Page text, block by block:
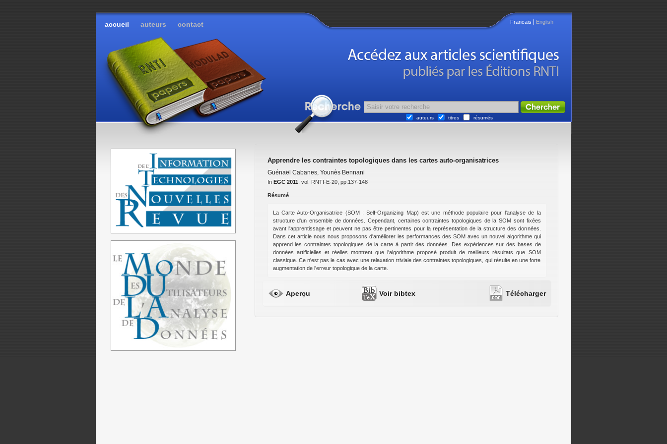
accueil auteurs contact Francais English
auteurs titres résumés
Apprendre les contraintes topologiques dans les cartes auto-organisatrices
Guénaël Cabanes, Younès Bennani
In EGC 2011 , vol. RNTI-E-20, pp.137-148
Résumé
La Carte Auto-Organisatrice (SOM : Self-Organizing Map) est une méthode populaire pour l'analyse de la
structure d'un ensemble de données. Cependant, certaines contraintes topologiques de la SOM sont fixées
avant l'apprentissage et peuvent ne pas être pertinentes pour la représentation de la structure des données.
Dans cet article nous nous proposons d'améliorer les performances des SOM avec un nouvel algorithme qui
apprend les contraintes topologiques de la carte à partir des données. Des expériences sur des bases de
données artificielles et réelles montrent que l'algorithme proposé produit de meilleurs résultats que SOM
classique. Ce n'est pas le cas avec une relaxation triviale des contraintes topologiques, qui résulte en une forte
augmentation de l'erreur topologique de la carte.
Aperçu Voir bibtex Télécharger